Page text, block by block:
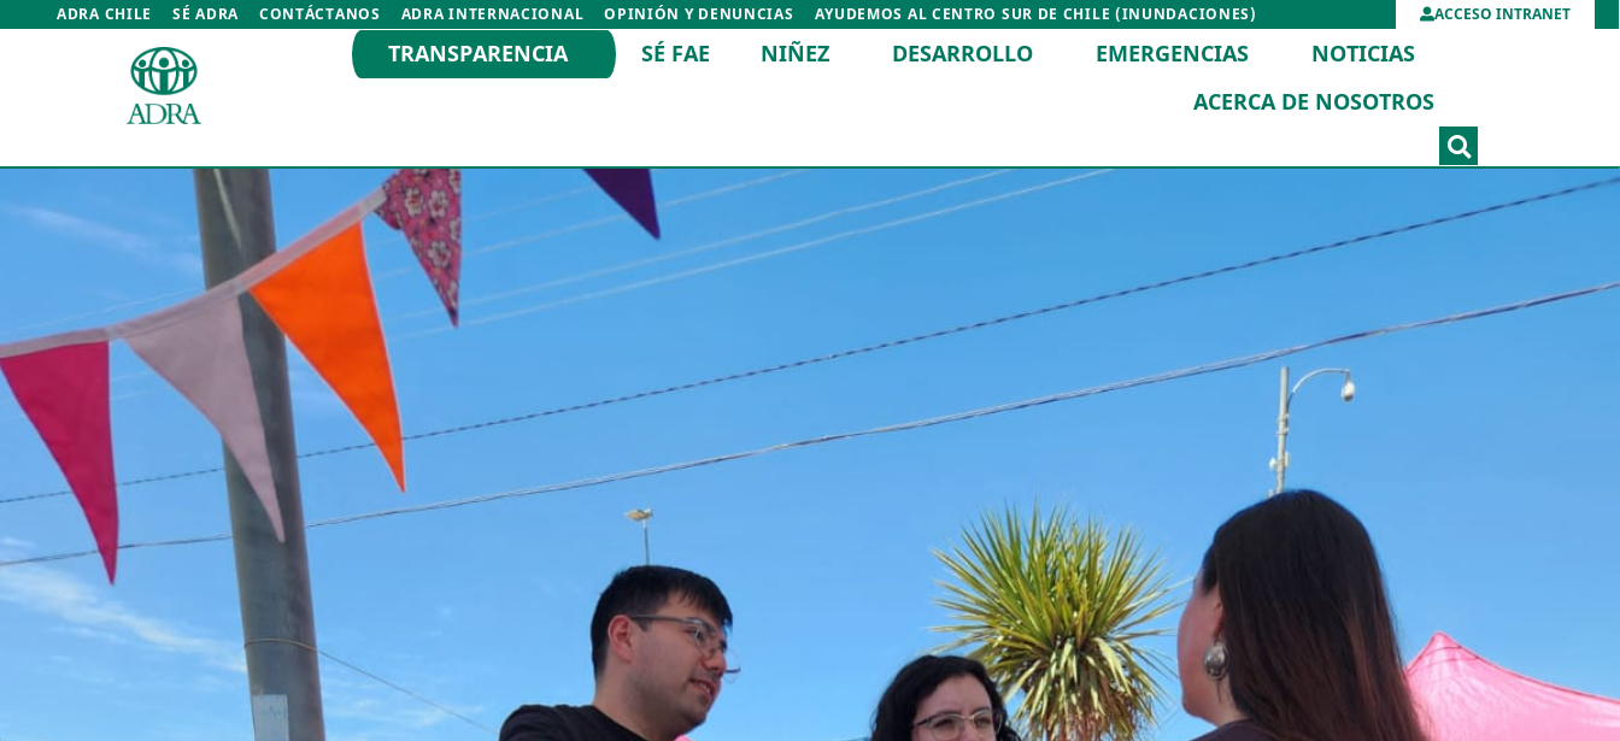
ADRA CHILE SÉ ADRA CONTÁCTANOS ADRA INTERNACIONAL OPINIÓN Y DENUNCIAS AYUDEMOS AL CENTRO SUR DE CHILE (INUNDACIONES) ACCESO INTRANET
TRANSPARENCIA SÉ FAE NIÑEZ DESARROLLO EMERGENCIAS
NOTICIAS
ACERCA DE NOSOTROS